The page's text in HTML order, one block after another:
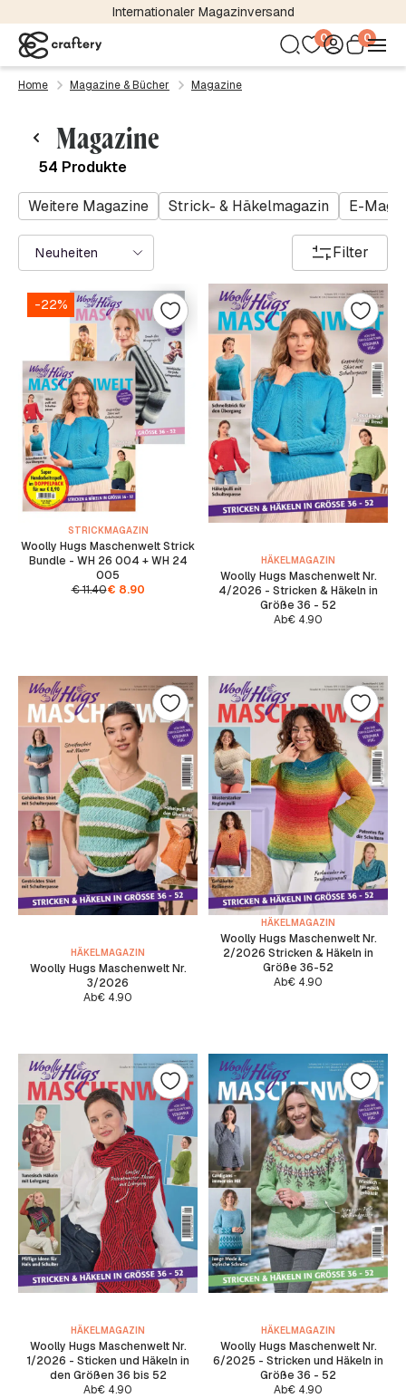
Kostenloser Versand bereits ab 24,95 €
0 0
Home Magazine & Bücher Magazine
Magazine
54 Produkte
Weitere Magazine Strick- & Häkelmagazin E-
Neuheiten Filter
-22%
STRICKMAGAZIN
Woolly Hugs Maschenwelt Strick
Bundle - WH 26 004 + WH 24
005
€11.40€ 8.90
HÄKELMAGAZIN
Woolly Hugs Maschenwelt Nr.
4/2026 - Stricken & Häkeln in
Größe 36 - 52
Ab€ 4.90
HÄKELMAGAZIN
Woolly Hugs Maschenwelt Nr.
3/2026
Ab€ 4.90
HÄKELMAGAZIN
Woolly Hugs Maschenwelt Nr.
2/2026 Stricken & Häkeln in
Größe 36-52
Ab€ 4.90
HÄKELMAGAZIN
Woolly Hugs Maschenwelt Nr.
1/2026 - Sticken und Häkeln in
den Größen 36 bis 52
Ab€ 4.90
HÄKELMAGAZIN
Woolly Hugs Maschenwelt Nr.
6/2025 - Stricken und Häkeln in
Größe 36 - 52
Ab€ 4.90